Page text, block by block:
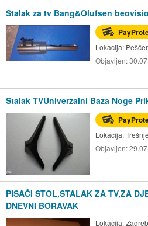
Stalak za tv Bang&Olufsen
Lokacija:
Objavljen:
Stalak TVUniverzalni Baza Noge
Lokacija:
Objavljen:
PISAČI STOL,STALAK ZA TV,ZA
DNEVNI BORAVAK
Lokacija: